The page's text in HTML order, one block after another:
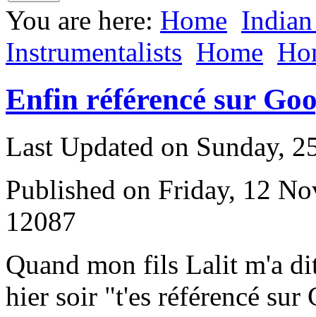
You are here: Home
Instrumentalists Home
Enfin référencé sur
Last Updated on Sunday,
Published on Friday, 12
12087
Quand mon fils Lalit m'a
hier soir "t'es référencé sur